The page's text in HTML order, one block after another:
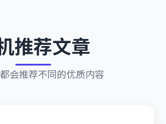
推荐文章
会推荐不同的优质内容